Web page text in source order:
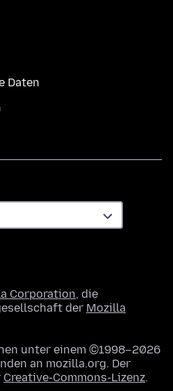
Daten
Corporation, die
der Mozilla
unter einem ©1998–2026
an mozilla.org. Der
Creative-Commons-Lizenz.